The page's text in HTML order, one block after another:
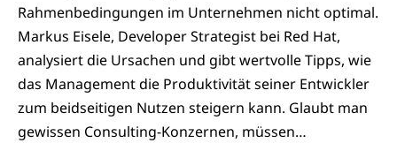
Rahmenbedingungen im Unternehmen nicht optimal.
Markus Eisele, Developer Strategist bei Red Hat,
analysiert die Ursachen und gibt wertvolle Tipps, wie
das Management die Produktivität seiner Entwickler
zum beidseitigen Nutzen steigern kann. Glaubt man
gewissen Consulting-Konzernen, müssen…